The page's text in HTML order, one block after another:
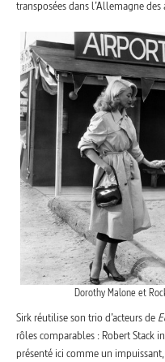
transposées dans l’Allemagne des
Dorothy Malone et
Sirk réutilise son trio d’acteurs de
rôles comparables : Robert Stack
présenté ici comme un